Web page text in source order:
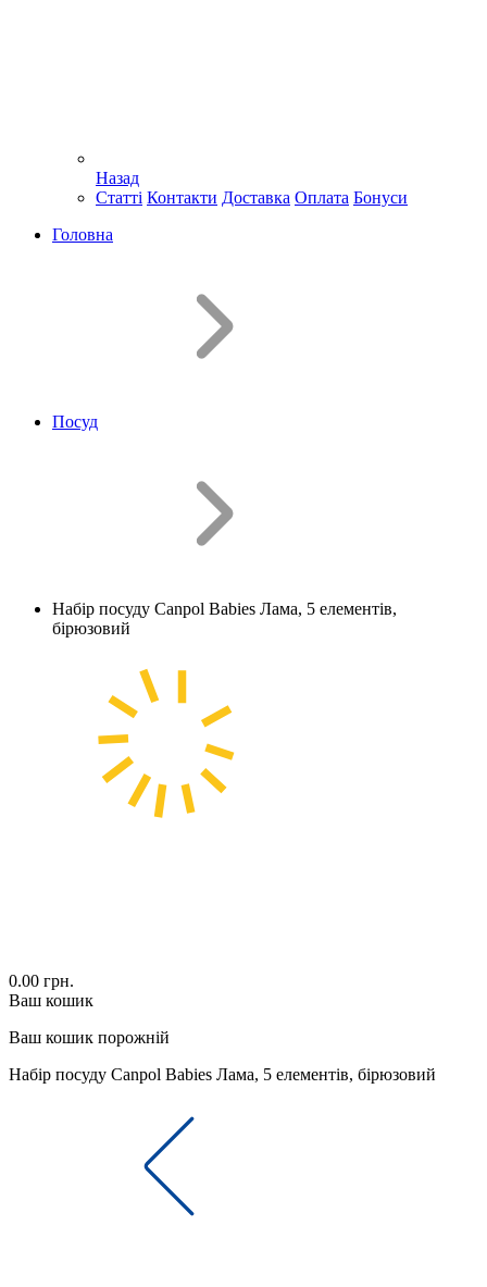
Назад
Статті Контакти Доставка Оплата Бонуси
Головна
Посуд
Набір посуду Canpol Babies Лама, 5 елементів,
бірюзовий
0.00 грн.
Ваш кошик
Ваш кошик порожній
Набір посуду Canpol Babies Лама, 5 елементів, бірюзовий